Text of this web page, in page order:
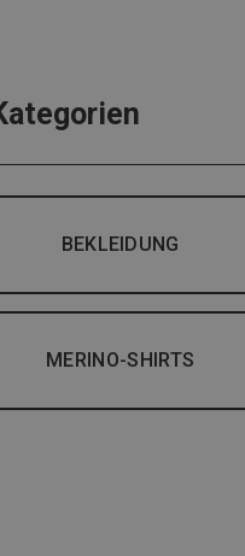
BEKLEIDUNG
MERINO-SHIRTS